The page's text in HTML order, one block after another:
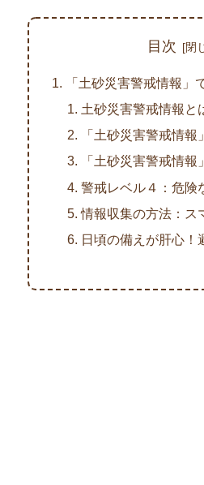
目次
「土砂災害警戒情報」
土砂災害警戒情報と
「土砂災害警戒情報
「土砂災害警戒情
警戒レベル４：危険
情報収集の方法：ス
日頃の備えが肝心！